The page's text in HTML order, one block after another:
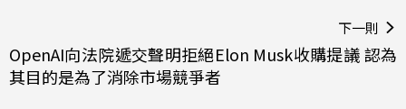
下一則
OpenAI向法院遞交聲明拒絕Elon Musk收購提議 認為
其目的是為了消除市場競爭者